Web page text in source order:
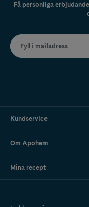
Få personliga
Fyll i mailadress
Kundservice
Om Apohem
Mina recept